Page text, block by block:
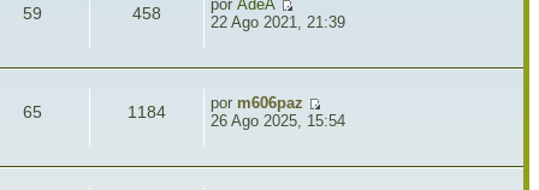
59 458 por AdeA
22 Ago 2021, 21:39
65 1184 por m606paz
26 Ago 2025, 15:54